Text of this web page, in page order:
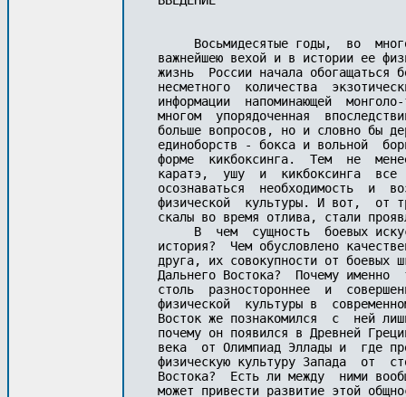
Восьмидесятые годы,  во
важнейшею вехой и в истории ее
жизнь  России начала обогащаться
несметного  количества
информации  напоминающей
многом  упорядоченная
больше вопросов, но и словно бы
единоборств - бокса и вольной
форме  кикбоксинга.  Тем  не
каратэ,  ушу  и  кикбоксинга
осознаваться  необходимость  и
физической  культуры. И вот,  от
скалы во время отлива, стали
В  чем  сущность  боевых
история?  Чем обусловлено
друга, их совокупности от боевых
Дальнего Востока?  Почему именно
столь  разностороннее  и
физической  культуры в
Восток же познакомился  с  ней
почему он появился в Древней
века  от Олимпиад Эллады и  где
физическую культуру Запада  от
Востока?  Есть ли между  ними
может привести развитие этой